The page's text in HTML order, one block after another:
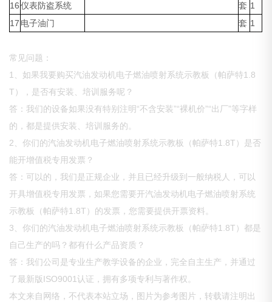
16 仪表防盗系统 套 1
17 电子油门 套 1
常见问题：
1、如果我要购买汽油发动机电子燃油喷射系统示教板（帕萨特1.8
T），是否有安装、培训服务呢？
答：我们的设备如果没有特别注明“不含安装”“裸机价”“出厂”等字样
的，都是提供安装、培训服务的。
2、你们的汽油发动机电子燃油喷射系统示教板（帕萨特1.8T）是否
能开增值税专用发票？
答：可以的，我们是正规企业，并且已经升级到一般纳税人，可以
开具增值税专用发票，如果您需要开汽油发动机电子燃油喷射系统
示教板（帕萨特1.8T）的发票，您需要提供开票资料。
3、你们的汽油发动机电子燃油喷射系统示教板（帕萨特1.8T）都是
自己生产的吗？都有什么产品资质？
答：我们公司是专业生产教学设备的企业，完全自主生产，并通过
了最新版ISO9001认证，拥有多项专利与著作权。
本文来自网络，不代表本站立场，图片为参考图片，转载请注明出